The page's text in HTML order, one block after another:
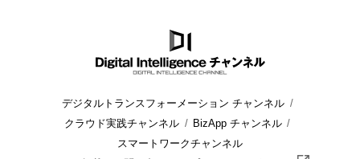
デジタルトランスフォーメーション チャンネル
クラウド実践チャンネル
BizApp チャンネル
スマートワークチャンネル